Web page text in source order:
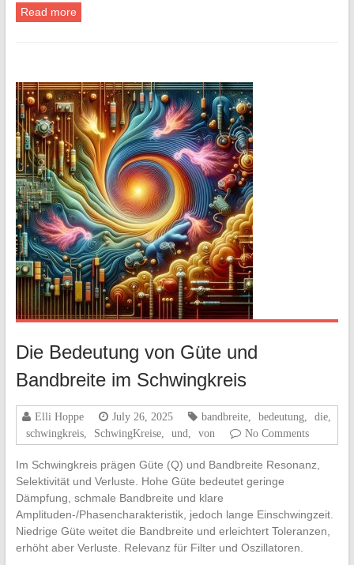
Read more
Die Bedeutung von Güte und
Bandbreite im Schwingkreis
Elli Hoppe July 26, 2025 bandbreite, bedeutung die,
schwingkreis, SchwingKreise, und von No Comments
Im Schwingkreis prägen Güte (Q) und Bandbreite Resonanz,
Selektivität und Verluste. Hohe Güte bedeutet geringe
Dämpfung, schmale Bandbreite und klare
Amplituden-/Phasencharakteristik, jedoch lange Einschwingzeit.
Niedrige Güte weitet die Bandbreite und erleichtert Toleranzen,
erhöht aber Verluste. Relevanz für Filter und Oszillatoren.